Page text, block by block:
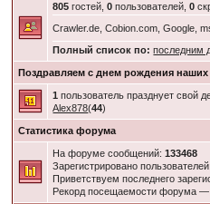
805 гостей,0 пользователей,0
Crawler.de, Cobion.com, Google,
Полный список по: последним
Поздравляем с днем рождения наших
1 пользователь празднует свой
Alex878(44)
Статистика форума
На форуме сообщений:133468
Зарегистрировано
Приветствуем последнего
Рекорд посещаемости форума